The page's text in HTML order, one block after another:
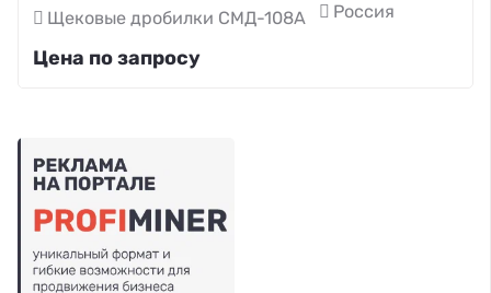
Щековые дробилки СМД-108А Россия
Цена по запросу